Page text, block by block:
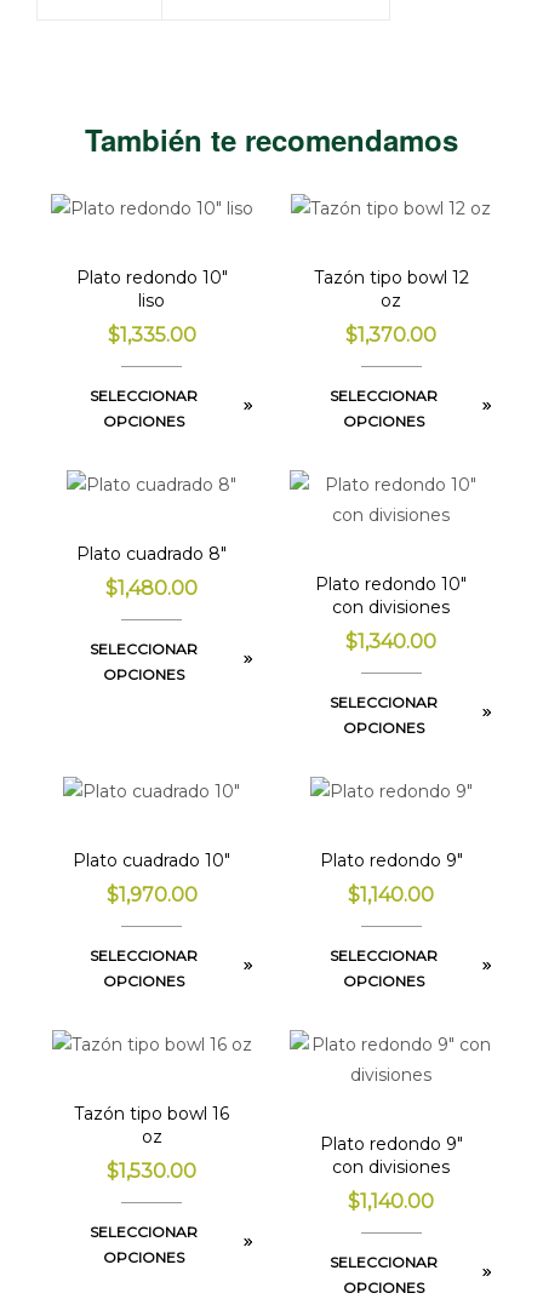
También te recomendamos
Plato redondo 10″
liso
$1,335.00
SELECCIONAR
OPCIONES
Tazón tipo bowl 12
oz
$1,370.00
SELECCIONAR
OPCIONES
Plato cuadrado 8″
$1,480.00
SELECCIONAR
OPCIONES
Plato redondo 10″
con divisiones
$1,340.00
SELECCIONAR
OPCIONES
Plato cuadrado 10″
$1,970.00
SELECCIONAR
OPCIONES
Plato redondo 9″
$1,140.00
SELECCIONAR
OPCIONES
Tazón tipo bowl 16
oz
$1,530.00
SELECCIONAR
OPCIONES
Plato redondo 9″
con divisiones
$1,140.00
SELECCIONAR
OPCIONES